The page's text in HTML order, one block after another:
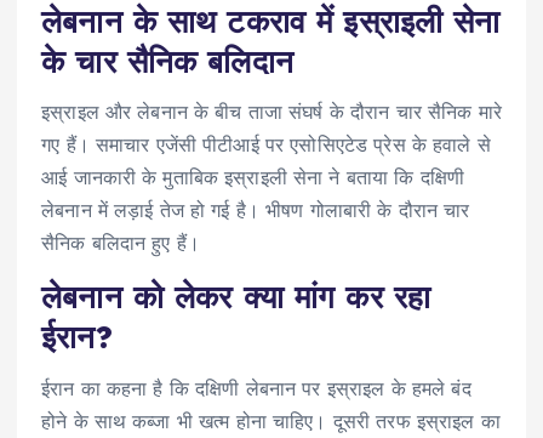
लेबनान के साथ टकराव में इस्राइली सेना
के चार सैनिक बलिदान
इस्राइल और लेबनान के बीच ताजा संघर्ष के दौरान चार सैनिक मारे
गए हैं। समाचार एजेंसी पीटीआई पर एसोसिएटेड प्रेस के हवाले से
आई जानकारी के मुताबिकइस्राइली सेना ने बताया कि दक्षिणी
लेबनान में लड़ाई तेज हो गई है। भीषण गोलाबारी के दौरान चार
सैनिक बलिदान हुए हैं।
लेबनान को लेकर क्या मांग कर रहा
ईरान?
ईरान का कहना है कि दक्षिणी लेबनान पर इस्राइल के हमले बंद
होने के साथ कब्जा भी खत्म होना चाहिए। दूसरी तरफ इस्राइल का